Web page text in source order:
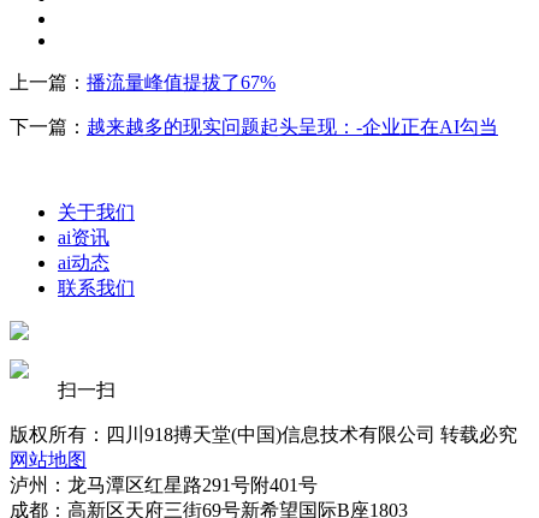
上一篇： 播流量峰值提拔了67%
下一篇： 越来越多的现实问题起头呈现：-企业正在AI勾当
关于我们
ai资讯
ai动态
联系我们
扫一扫
版权所有：四川918搏天堂(中国)信息技术有限公司 转载必究
网站地图
泸州：龙马潭区红星路291号附401号
成都：高新区天府三街69号新希望国际B座1803